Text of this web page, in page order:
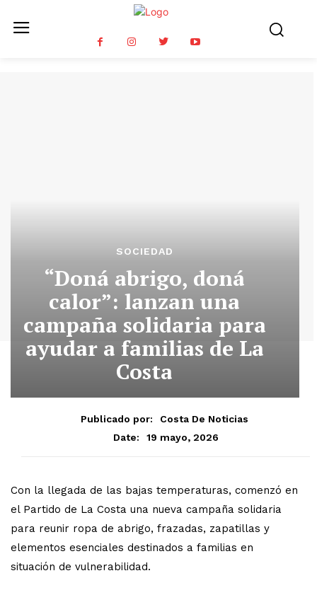
SOCIEDAD
“Doná abrigo, doná
calor”: lanzan una
campaña solidaria para
ayudar a familias de La
Costa
Publicado por:
Costa De Noticias
Date:
19 mayo, 2026
Con la llegada de las bajas temperaturas, comenzó en
el Partido de La Costa una nueva campaña solidaria
para reunir ropa de abrigo, frazadas, zapatillas y
elementos esenciales destinados a familias en
situación de vulnerabilidad.